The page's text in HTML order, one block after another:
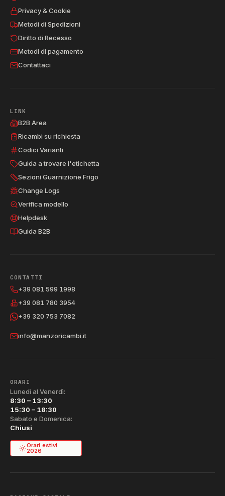
Privacy & Cookie
Metodi di Spedizioni
Diritto di Recesso
Metodi di pagamento
Contattaci
LINK
B2B Area
Ricambi su richiesta
Codici Varianti
Guida a trovare l'etichetta
Sezioni Guarnizione Frigo
Change Logs
Verifica modello
Helpdesk
Guida B2B
CONTATTI
+39 081 599 1998
+39 081 780 3954
+39 320 753 7082
info@manzoricambi.it
ORARI
Lunedì al Venerdì:
8:30 – 13:30
15:30 – 18:30
Sabato e Domenica:
Chiusi
Orari estivi
2026